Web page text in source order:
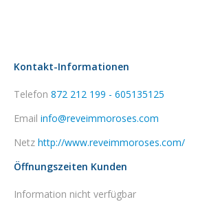
Kontakt-Informationen
Telefon 872 212 199 - 605135125
Email info@reveimmoroses.com
Netz http://www.reveimmoroses.com/
Öffnungszeiten Kunden
Information nicht verfügbar